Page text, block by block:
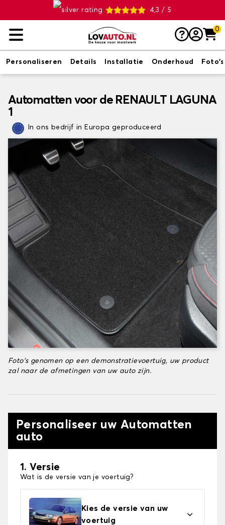
4,3 / 5
0
Personaliseren Details Installatie Onderhoud Foto's
Automatten voor de RENAULT LAGUNA
1
In ons bedrijf in Europa geproduceerd
Foto's genomen op een demonstratievoertuig, uw product
zal naar de afmetingen van uw auto zijn.
Personaliseer uw Automatten
auto
1. Versie
Wat is de versie van je voertuig?
Kies de versie van uw
voertuig